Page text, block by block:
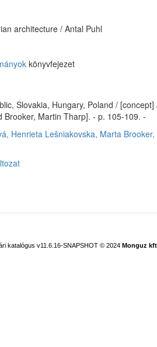
architecture / Antal Puhl
könyvfejezet
Slovakia, Hungary, Poland /
Brooker, Martin Tharp]. - p. 105-109. -
Henrieta Lešniakovska, Marta Brooker,
katalógus v11.6.16-SNAPSHOT © 2024 Monguz